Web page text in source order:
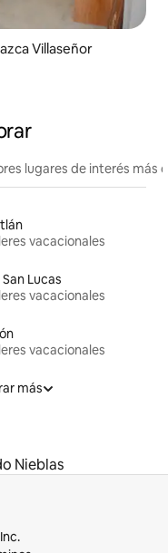
Villaseñor
lugares de interés más
vacacionales
Lucas
vacacionales
vacacionales
más
Nieblas